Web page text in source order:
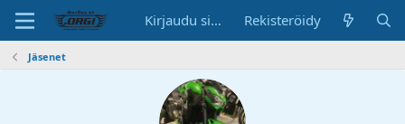
Kirjaudu sisään Rekisteröidy
Jäsenet